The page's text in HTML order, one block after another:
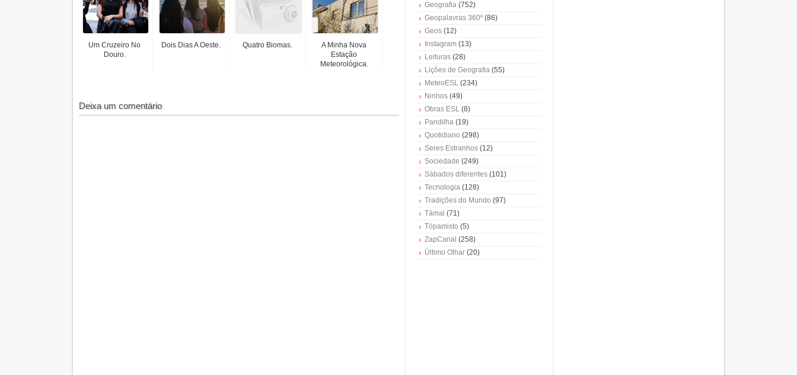
Um Cruzeiro No
Douro.
Dois Dias A Oeste. Quatro Biomas.
A Minha Nova
Estação
Meteorológica.
Deixa um comentário
Geografia (752)
Geopalavras 360º (86)
Geos (12)
Instagram (13)
Leituras (28)
Lições de Geografia (55)
MeteoESL (234)
Ninhos (49)
Obras ESL (8)
Pandilha (19)
Quotidiano (298)
Seres Estranhos (12)
Sociedade (249)
Sábados diferentes (101)
Tecnologia (128)
Tradições do Mundo (97)
Támal (71)
Tópamisto (5)
ZapCanal (258)
Último Olhar (20)